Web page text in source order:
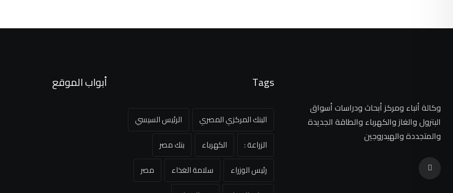
وكالة أنباء ومركز أبحاث ودراسات أسواق
البترول والغاز والكهرباء والطاقة الجديدة
والمتجددة والهيدروجين
Tags
البنك المركزي المصري
الرئيس السيسي
الزراعة :
الكهرباء
بنك مصر
رئيس الوزراء
سلامة الغذاء
مصر
أبواب الموقع